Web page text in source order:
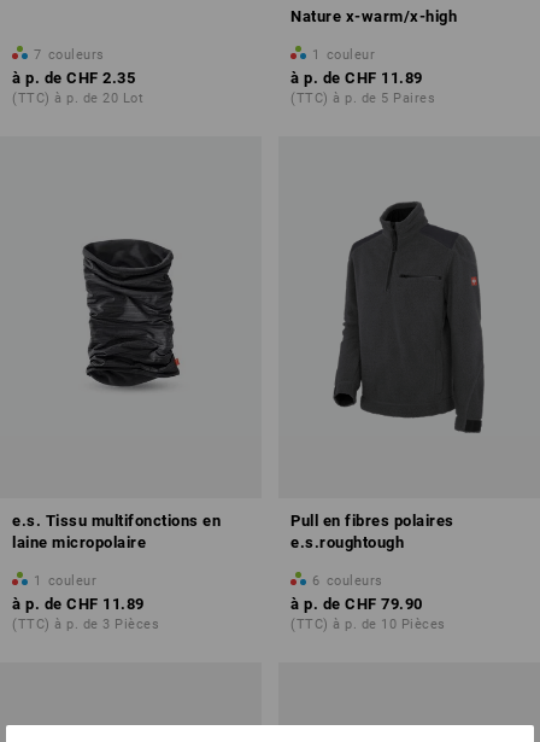
7 couleurs
à p. de CHF 2.35
(TTC) à p. de 20 Lot
Nature x-warm/x-high
1 couleur
à p. de CHF 11.89
(TTC) à p. de 5 Paires
e.s. Tissu multifonctions en
laine micropolaire
1 couleur
à p. de CHF 11.89
(TTC) à p. de 3 Pièces
Pull en fibres polaires
e.s.roughtough
6 couleurs
à p. de CHF 79.90
(TTC) à p. de 10 Pièces